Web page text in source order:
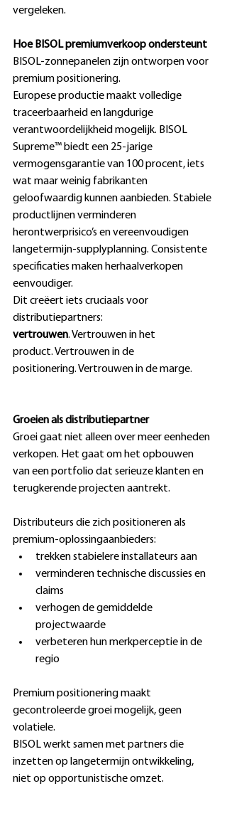
vergeleken.
Hoe BISOL premiumverkoop ondersteunt
BISOL-zonnepanelen zijn ontworpen voor
premium positionering.
Europese productie maakt volledige
traceerbaarheid en langdurige
verantwoordelijkheid mogelijk. BISOL
Supreme™ biedt een 25-jarige
vermogensgarantie van 100 procent, iets
wat maar weinig fabrikanten
geloofwaardig kunnen aanbieden. Stabiele
productlijnen verminderen
herontwerprisico’s en vereenvoudigen
langetermijn-supplyplanning. Consistente
specificaties maken herhaalverkopen
eenvoudiger.
Dit creëert iets cruciaals voor
distributiepartners:
vertrouwen. Vertrouwen in het
product. Vertrouwen in de
positionering. Vertrouwen in de marge.
Groeien als distributiepartner
Groei gaat niet alleen over meer eenheden
verkopen. Het gaat om het opbouwen
van een portfolio dat serieuze klanten en
terugkerende projecten aantrekt.
Distributeurs die zich positioneren als
premium-oplossingaanbieders:
trekken stabielere installateurs aan
verminderen technische discussies en
claims
verhogen de gemiddelde
projectwaarde
verbeteren hun merkperceptie in de
regio
Premium positionering maakt
gecontroleerde groei mogelijk, geen
volatiele.
BISOL werkt samen met partners die
inzetten op langetermijn ontwikkeling,
niet op opportunistische omzet.